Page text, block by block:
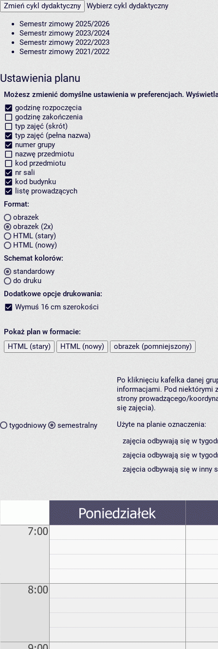
Zmień cykl dydaktyczny Wybierz cykl dydaktyczny
Semestr zimowy 2025/2026
Semestr zimowy 2023/2024
Semestr zimowy 2022/2023
Semestr zimowy 2021/2022
Ustawienia planu
Możesz zmienić domyślne ustawienia w preferencjach.
godzinę rozpoczęcia
godzinę zakończenia
typ zajęć (skrót)
typ zajęć (pełna nazwa)
numer grupy
nazwę przedmiotu
kod przedmiotu
nr sali
kod budynku
listę prowadzących
Format:
obrazek
obrazek (2x)
HTML (stary)
HTML (nowy)
Schemat kolorów:
standardowy
do druku
Dodatkowe opcje drukowania:
Wymuś 16 cm szerokości
Pokaż plan w formacie:
HTML (stary)
HTML (nowy) obrazek (pomniejszony)
tygodniowy semestralny
Po kliknięciu kafelka danej
informacjami. Pod niektórymi
strony prowadzącego/
się zajęcia).
Użyte na planie oznaczenia:
zajęcia odbywają się w
zajęcia odbywają się w
zajęcia odbywają się w inny